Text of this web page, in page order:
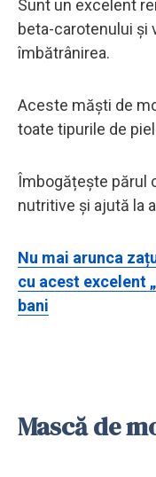
Sunt un excelent
beta-carotenului și
îmbătrânirea.
Aceste măști de
toate tipurile de
Îmbogățește părul
nutritive și ajută la
Nu mai arunca
cu acest excelent
bani
Mască de